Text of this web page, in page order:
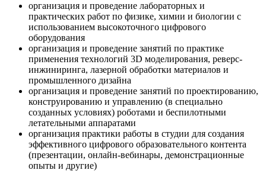
организация и проведение лабораторных и
практических работ по физике, химии и биологии с
использованием высокоточного цифрового
оборудования
организация и проведение занятий по практике
применения технологий 3D моделирования, реверс-
инжиниринга, лазерной обработки материалов и
промышленного дизайна
организация и проведение занятий по проектированию,
конструированию и управлению (в специально
созданных условиях) роботами и беспилотными
летательными аппаратами
организация практики работы в студии для создания
эффективного цифрового образовательного контента
(презентации, онлайн-вебинары, демонстрационные
опыты и другие)